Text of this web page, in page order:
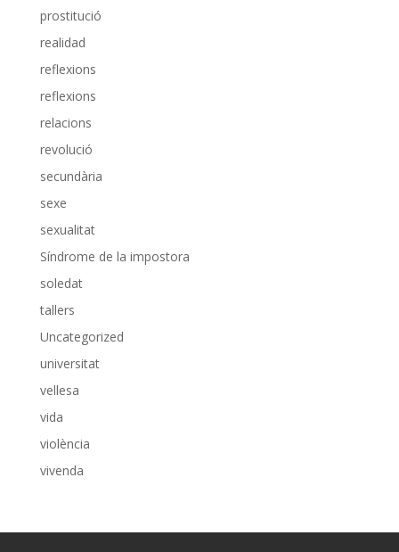
prostitució
realidad
reflexions
reflexions
relacions
revolució
secundària
sexe
sexualitat
Síndrome de la impostora
soledat
tallers
Uncategorized
universitat
vellesa
vida
violència
vivenda